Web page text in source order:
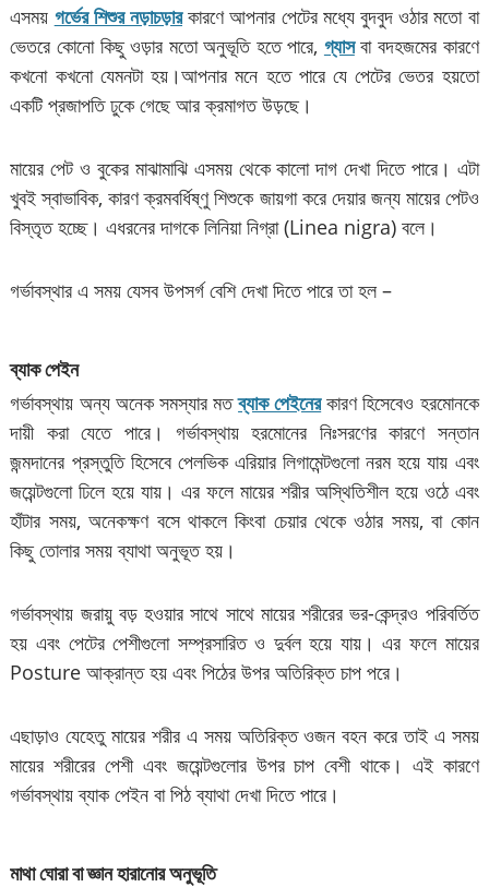
এসময় গর্ভের শিশুর নড়াচড়ারকারণে আপনার পেটের মধ্যে বুদবুদ ওঠার মতো বা
ভেতরে কোনো কিছু ওড়ার মতো অনুভূতি হতে পারে, গ্যাসবা বদহজমের কারণে
কখনো কখনো যেমনটা হয়।আপনার মনে হতে পারে যে পেটের ভেতর হয়তো
একটি প্রজাপতি ঢুকে গেছে আর ক্রমাগত উড়ছে।
মায়ের পেট ও বুকের মাঝামাঝি এসময় থেকে কালো দাগ দেখা দিতে পারে। এটা
খুবই স্বাভাবিক, কারণ ক্রমবর্ধিষ্ণু শিশুকে জায়গা করে দেয়ার জন্য মায়ের পেটও
বিস্তৃত হচ্ছে। এধরনের দাগকে লিনিয়া নিগ্রা (Linea nigra) বলে।
গর্ভাবস্থার এ সময় যেসব উপসর্গ বেশি দেখা দিতে পারে তা হল –
ব্যাক পেইন
গর্ভাবস্থায় অন্য অনেক সমস্যার মতব্যাক পেইনেরকারণ হিসেবেও হরমোনকে
দায়ী করা যেতে পারে। গর্ভাবস্থায় হরমোনের নিঃসরণের কারণে সন্তান
জন্মদানের প্রস্তুতি হিসেবে পেলভিক এরিয়ার লিগামেন্টগুলো নরম হয়ে যায় এবং
জয়েন্টগুলো ঢিলে হয়ে যায়। এর ফলে মায়ের শরীর অস্থিতিশীল হয়ে ওঠে এবং
হাঁটার সময়, অনেকক্ষণ বসে থাকলে কিংবা চেয়ার থেকে ওঠার সময়, বা কোন
কিছু তোলার সময় ব্যাথা অনুভূত হয়।
গর্ভাবস্থায় জরায়ু বড় হওয়ার সাথে সাথে মায়ের শরীরের ভর-কেন্দ্রও পরিবর্তিত
হয় এবং পেটের পেশীগুলো সম্প্রসারিত ও দুর্বল হয়ে যায়। এর ফলে মায়ের
Posture আক্রান্ত হয় এবং পিঠের উপর অতিরিক্ত চাপ পরে।
এছাড়াও যেহেতু মায়ের শরীর এ সময় অতিরিক্ত ওজন বহন করে তাই এ সময়
মায়ের শরীরের পেশী এবং জয়েন্টগুলোর উপর চাপ বেশী থাকে। এই কারণে
গর্ভাবস্থায় ব্যাক পেইন বা পিঠ ব্যাথা দেখা দিতে পারে।
মাথা ঘোরা বা জ্ঞান হারানোর অনুভূতি